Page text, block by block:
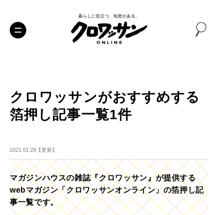
暮らしに役立つ、知恵がある。
クロワッサンがおすすめする
箔押し記事一覧1件
2021.01.29【更新】
マガジンハウスの雑誌『クロワッサン』が提供する
webマガジン「クロワッサンオンライン」の箔押し記
事一覧です。